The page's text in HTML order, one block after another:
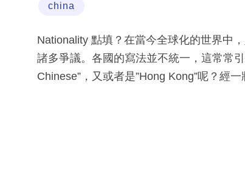
china
Nationality 點填？在當今全球化的世界中
諸多爭議。各國的寫法並不統一，這常常
Chinese”，又或者是”Hong Kong”呢？經